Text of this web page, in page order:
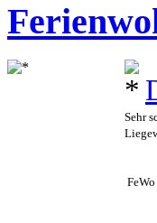
Sehr
FeWo